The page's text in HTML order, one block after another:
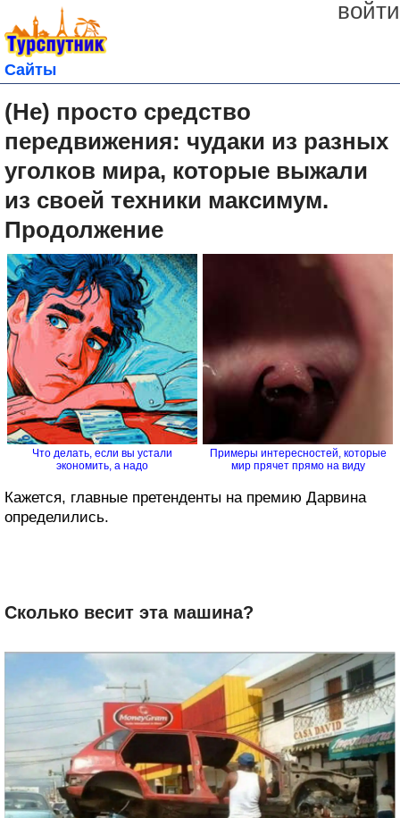
войти
Сайты
(Не) просто средство
передвижения: чудаки из разных
уголков мира, которые выжали
из своей техники максимум.
Продолжение
Что делать, если вы устали
экономить, а надо
Примеры интересностей, которые
мир прячет прямо на виду
Кажется, главные претенденты на премию Дарвина
определились.
Сколько весит эта машина?